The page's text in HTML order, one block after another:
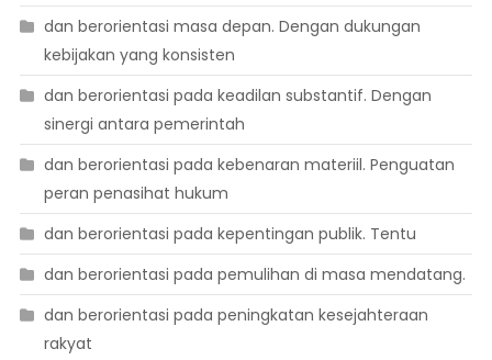
dan berorientasi masa depan. Dengan dukungan
kebijakan yang konsisten
dan berorientasi pada keadilan substantif. Dengan
sinergi antara pemerintah
dan berorientasi pada kebenaran materiil. Penguatan
peran penasihat hukum
dan berorientasi pada kepentingan publik. Tentu
dan berorientasi pada pemulihan di masa mendatang.
dan berorientasi pada peningkatan kesejahteraan
rakyat